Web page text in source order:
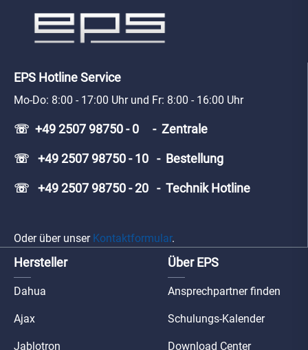
EPS Hotline Service
Mo-Do: 8:00 - 17:00 Uhr und Fr: 8:00 - 16:00 Uhr
☏ +49 2507 98750 - 0 - Zentrale
☏ +49 2507 98750 - 10 - Bestellung
☏ +49 2507 98750 - 20 - Technik Hotline
Oder über unser Kontaktformular.
Hersteller
Dahua
Ajax
Jablotron
Über EPS
Ansprechpartner finden
Schulungs-Kalender
Download Center